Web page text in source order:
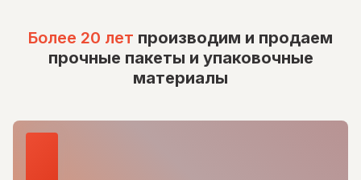
Более 20 лет производим и продаем
прочные пакеты и упаковочные
материалы